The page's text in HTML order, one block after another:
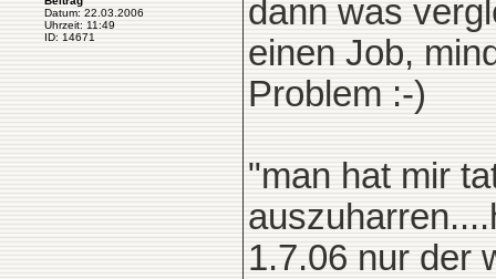
Datum: 22.03.2006
Uhrzeit: 11:49
ID: 14671
dann was
einen Job,
Problem :-)
"man hat mir
1.7.06 nur der